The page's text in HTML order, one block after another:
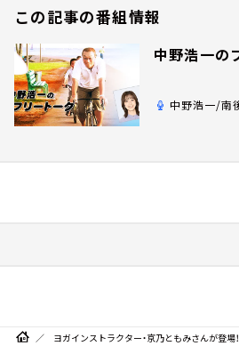
この記事の番組情報
中野浩一の
中野浩一/南
ヨガインストラクター・京乃ともみさんが登場！